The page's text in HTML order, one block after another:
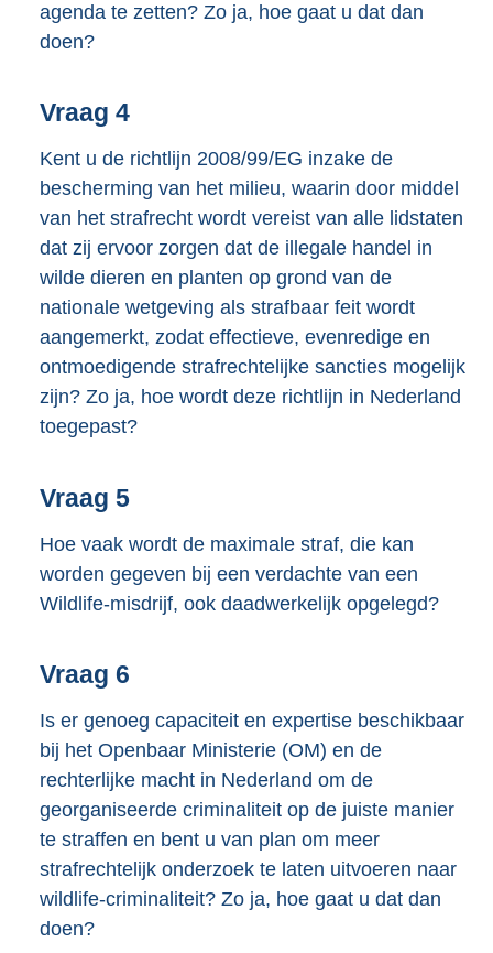
agenda te zetten? Zo ja, hoe gaat u dat dan
doen?
Vraag 4
Kent u de richtlijn 2008/99/EG inzake de
bescherming van het milieu, waarin door middel
van het strafrecht wordt vereist van alle lidstaten
dat zij ervoor zorgen dat de illegale handel in
wilde dieren en planten op grond van de
nationale wetgeving als strafbaar feit wordt
aangemerkt, zodat effectieve, evenredige en
ontmoedigende strafrechtelijke sancties mogelijk
zijn? Zo ja, hoe wordt deze richtlijn in Nederland
toegepast?
Vraag 5
Hoe vaak wordt de maximale straf, die kan
worden gegeven bij een verdachte van een
Wildlife-misdrijf, ook daadwerkelijk opgelegd?
Vraag 6
Is er genoeg capaciteit en expertise beschikbaar
bij het Openbaar Ministerie (OM) en de
rechterlijke macht in Nederland om de
georganiseerde criminaliteit op de juiste manier
te straffen en bent u van plan om meer
strafrechtelijk onderzoek te laten uitvoeren naar
wildlife-criminaliteit? Zo ja, hoe gaat u dat dan
doen?